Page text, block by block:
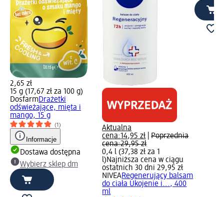
2,65 zł
15 g (17,67 zł za 100 g)
DosfarmDrażetki
odświeżające, mięta i
mango, 15 g
(1)
Informacje
Dostawa dostępna
Wybierz sklep dm
Aktualna
cena:14,95 zł |Poprzednia
cena:29,95 zł
0,4 l (37,38 zł za 1
l)Najniższa cena w ciągu
ostatnich 30 dni 29,95 zł
NIVEARegenerujący balsam
do ciała Ukojenie i..., 400
ml